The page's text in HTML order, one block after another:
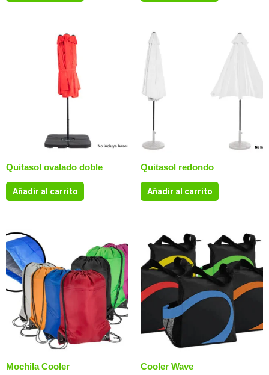
Quitasol ovalado doble
Añadir al carrito
Quitasol redondo
Añadir al carrito
Mochila Cooler Cooler Wave